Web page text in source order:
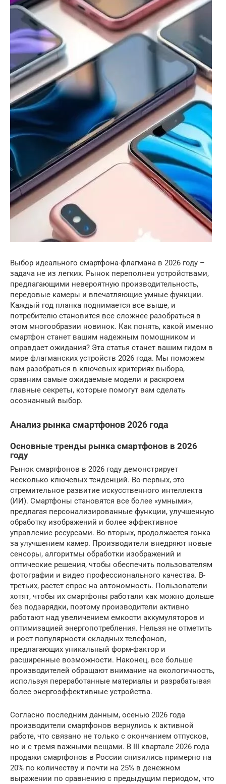
Выбор идеального смартфона-флагмана в 2026 году –
задача не из легких. Рынок переполнен устройствами,
предлагающими невероятную производительность,
передовые камеры и впечатляющие умные функции.
Каждый год планка поднимается все выше, и
потребителю становится все сложнее разобраться в
этом многообразии новинок. Как понять, какой именно
смартфон станет вашим надежным помощником и
оправдает ожидания? Эта статья станет вашим гидом в
мире флагманских устройств 2026 года. Мы поможем
вам разобраться в ключевых критериях выбора,
сравним самые ожидаемые модели и раскроем
главные секреты, которые помогут вам сделать
осознанный выбор.
Анализ рынка смартфонов 2026 года
Основные тренды рынка смартфонов в 2026
году
Рынок смартфонов в 2026 году демонстрирует
несколько ключевых тенденций. Во-первых, это
стремительное развитие искусственного интеллекта
(ИИ). Смартфоны становятся все более «умными»,
предлагая персонализированные функции, улучшенную
обработку изображений и более эффективное
управление ресурсами. Во-вторых, продолжается гонка
за улучшением камер. Производители внедряют новые
сенсоры, алгоритмы обработки изображений и
оптические решения, чтобы обеспечить пользователям
фотографии и видео профессионального качества. В-
третьих, растет спрос на автономность. Пользователи
хотят, чтобы их смартфоны работали как можно дольше
без подзарядки, поэтому производители активно
работают над увеличением емкости аккумуляторов и
оптимизацией энергопотребления. Нельзя не отметить
и рост популярности складных телефонов,
предлагающих уникальный форм-фактор и
расширенные возможности. Наконец, все больше
производителей обращают внимание на экологичность,
используя переработанные материалы и разрабатывая
более энергоэффективные устройства.
Согласно последним данным, осенью 2026 года
производители смартфонов вернулись к активной
работе, что связано не только с окончанием отпусков,
но и с тремя важными вещами. В III квартале 2026 года
продажи смартфонов в России снизились примерно на
20% по количеству и почти на 25% в денежном
выражении по сравнению с предыдущим периодом, что